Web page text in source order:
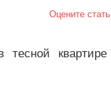
Оцените
квартире